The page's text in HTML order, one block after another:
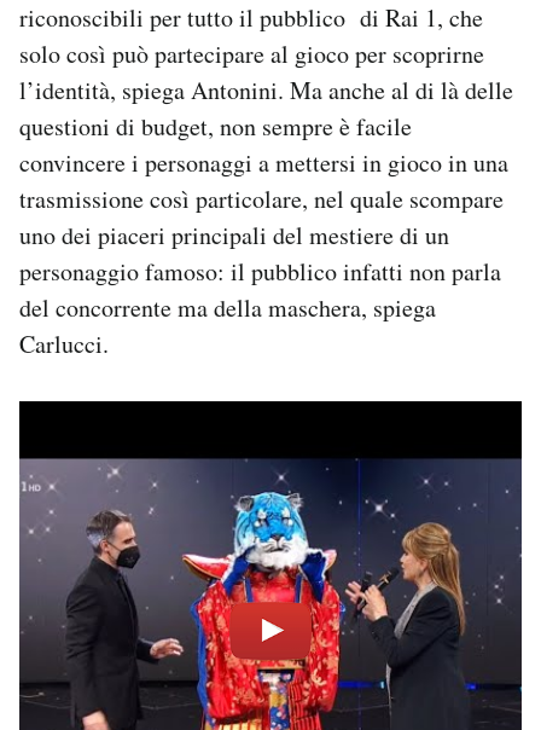
riconoscibili per tutto il pubblico di Rai 1, che
solo così può partecipare al gioco per scoprirne
l’identità, spiega Antonini. Ma anche al di là delle
questioni di budget, non sempre è facile
convincere i personaggi a mettersi in gioco in una
trasmissione così particolare, nel quale scompare
uno dei piaceri principali del mestiere di un
personaggio famoso: il pubblico infatti non parla
del concorrente ma della maschera, spiega
Carlucci.